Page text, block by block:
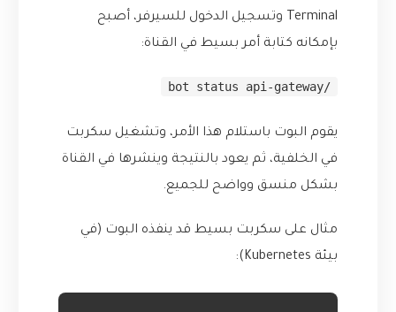
Terminal وتسجيل الدخول للسيرفر، أصبح
بإمكانه كتابة أمر بسيط في القناة:
/bot status api-gateway
يقوم البوت باستلام هذا الأمر، وتشغيل سكربت
في الخلفية، ثم يعود بالنتيجة وينشرها في القناة
بشكل منسق وواضح للجميع.
مثال على سكربت بسيط قد ينفذه البوت (في
بيئة Kubernetes):